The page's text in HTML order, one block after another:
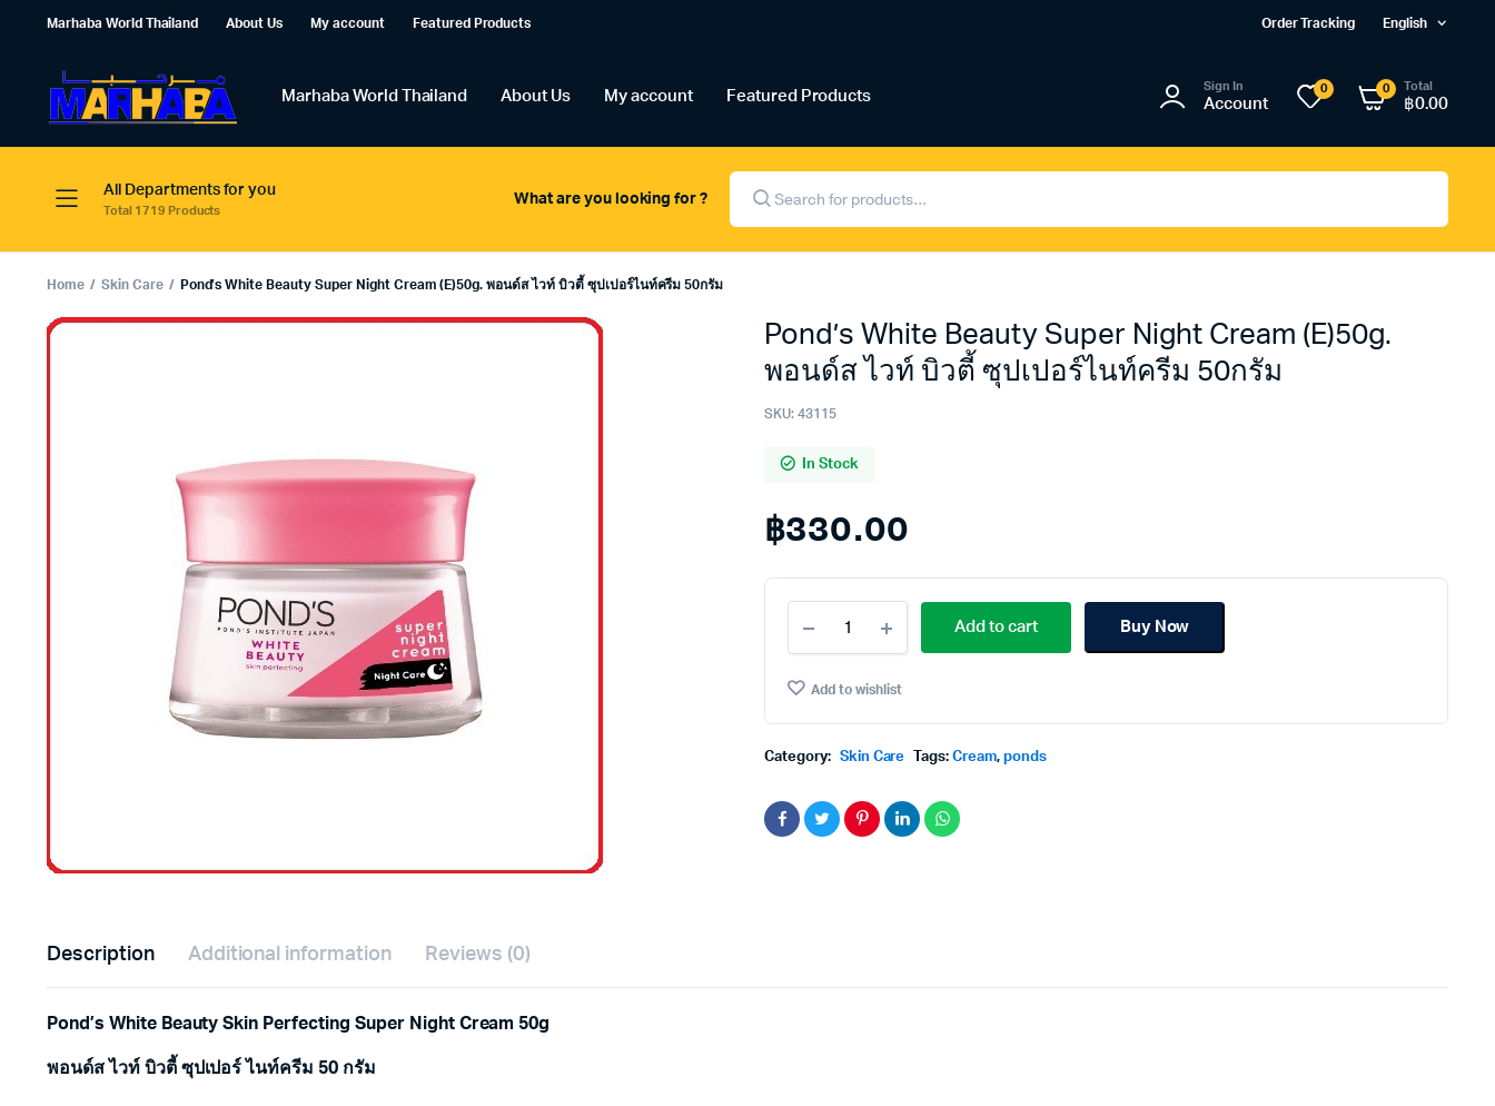
Marhaba World Thailand About Us My account Featured Products Order Tracking English
Marhaba World Thailand About Us My account Featured Products
Sign In
Account
0 0 Total
฿0.00
All Departments for you
Total 1719 Products
What are you looking for ?
Products
search
Home Skin Care Pond’s White Beauty Super Night Cream (E)50g. พอนด์ส ไวท์ บิวตี้ ซุปเปอร์ไนท์ครีม 50กรัม
Pond’s White Beauty Super Night Cream (E)50g.
พอนด์ส ไวท์ บิวตี้ ซุปเปอร์ไนท์ครีม 50กรัม
SKU: 43115
In Stock
฿330.00
White
Beauty
Night
พอน
ไวท์
บิวตี้
Add to cart Buy Now
Add to wishlist
Category: Skin Care Tags:Cream,ponds
Description Additional information Reviews (0)
Pond’s White Beauty Skin Perfecting Super Night Cream 50g
พอนด์ส ไวท์ บิวตี้ ซุปเปอร์ ไนท์ครีม 50 กรัม